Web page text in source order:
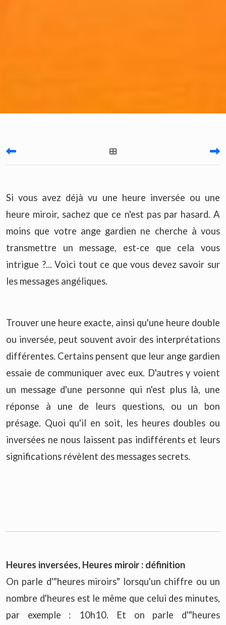
Si vous avez déjà vu une heure inversée ou une
heure miroir, sachez que ce n'est pas par hasard. A
moins que votre ange gardien ne cherche à vous
transmettre un message, est-ce que cela vous
intrigue ?... Voici tout ce que vous devez savoir sur
les messages angéliques.
Trouver une heure exacte, ainsi qu'une heure double
ou inversée, peut souvent avoir des interprétations
différentes. Certains pensent que leur ange gardien
essaie de communiquer avec eux. D'autres y voient
un message d'une personne qui n'est plus là, une
réponse à une de leurs questions, ou un bon
présage. Quoi qu'il en soit, les heures doubles ou
inversées ne nous laissent pas indifférents et leurs
significations révèlent des messages secrets.
Heures inversées, Heures miroir : définition
On parle d'"heures miroirs" lorsqu'un chiffre ou un
nombre d'heures est le même que celui des minutes,
par exemple : 10h10. Et on parle d'"heures